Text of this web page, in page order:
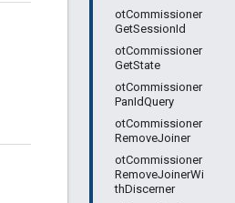
otCommissioner
GetSessionId
otCommissioner
GetState
otCommissioner
PanIdQuery
otCommissioner
RemoveJoiner
otCommissioner
RemoveJoinerWi
thDiscerner